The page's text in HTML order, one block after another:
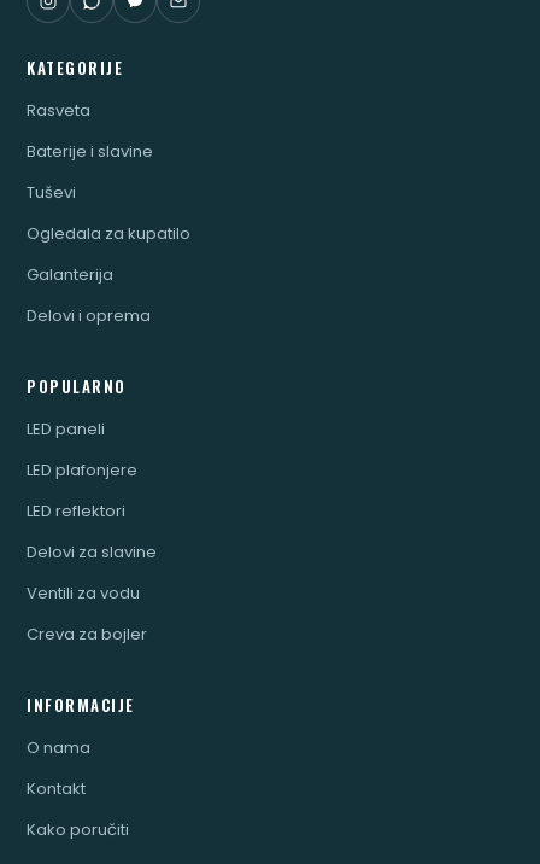
KATEGORIJE
Rasveta
Baterije i slavine
Tuševi
Ogledala za kupatilo
Galanterija
Delovi i oprema
POPULARNO
LED paneli
LED plafonjere
LED reflektori
Delovi za slavine
Ventili za vodu
Creva za bojler
INFORMACIJE
O nama
Kontakt
Kako poručiti